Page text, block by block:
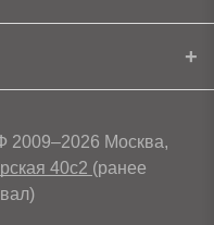
2009–2026 Москва,
40с2 (ранее